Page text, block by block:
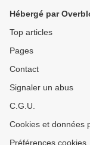
Hébergé par
Top articles
Pages
Contact
Signaler un abus
C.G.U.
Cookies et données
Préférences cookies